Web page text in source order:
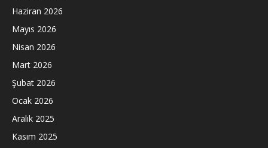
Haziran 2026
Mayıs 2026
Nisan 2026
Mart 2026
Şubat 2026
Ocak 2026
Aralık 2025
Kasım 2025